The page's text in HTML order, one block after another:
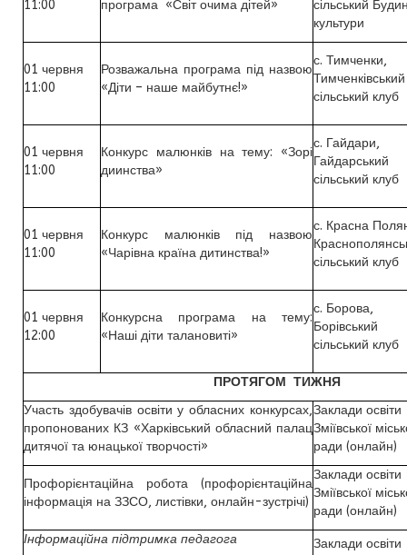
11:00
програма «Світ очима дітей»
сільський
культури
01 червня
11:00
Розважальна програма під назвою
«Діти – наше майбутнє!»
с. Тимченки,
Тимченківський
сільський клуб
01 червня
11:00
Конкурс малюнків на тему: «Зорі
диинства»
с. Гайдари,
Гайдарський
сільський клуб
01 червня
11:00
Конкурс малюнків під назвою
«Чарівна країна дитинства!»
с. Красна
сільський клуб
01 червня
12:00
Конкурсна програма на тему:
«Наші діти талановиті»
с. Борова,
Борівський
сільський клуб
ПРОТЯГОМ ТИЖНЯ
Участь здобувачів освіти у обласних конкурсах,
пропонованих КЗ «Харківський обласний палац
дитячої та юнацької творчості»
Заклади освіти
Зміївської
ради (онлайн)
Профорієнтаційна робота (профорієнтаційна
інформація на ЗЗСО, листівки, онлайн-зустрічі)
Заклади освіти
Зміївської
ради (онлайн)
Інформаційна підтримка педагога
Заклади освіти